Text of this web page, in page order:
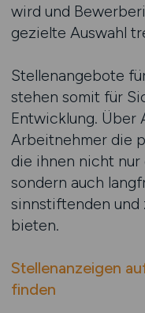
wird und
gezielte Auswahl
Stellenangebote
stehen somit für
Entwicklung. Über
Arbeitnehmer die
die ihnen nicht
sondern auch
sinnstiftenden und
bieten.
Stellenanzeigen
finden